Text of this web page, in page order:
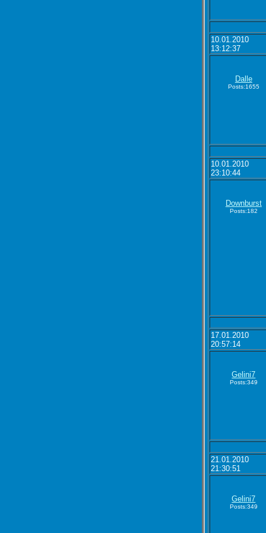
10.01.2010
13:12:37
Dalle
Posts:1655
10.01.2010
23:10:44
Downburst
Posts:182
17.01.2010
20:57:14
Gelini7
Posts:349
21.01.2010
21:30:51
Gelini7
Posts:349